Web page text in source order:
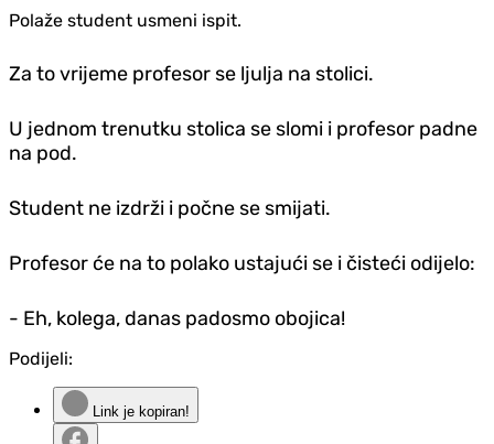
Polaže student usmeni ispit.
Za to vrijeme profesor se ljulja na stolici.
U jednom trenutku stolica se slomi i profesor padne
na pod.
Student ne izdrži i počne se smijati.
Profesor će na to polako ustajući se i čisteći odijelo:
- Eh, kolega, danas padosmo obojica!
Podijeli:
Link je kopiran!